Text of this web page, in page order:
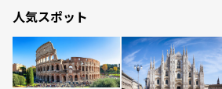
人気スポット